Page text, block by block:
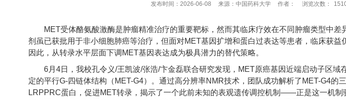
发布时间：2026-06-08 来源：中国药科大学 作者： 浏览次数：
MET受体酪氨酸激酶是肿瘤精准治疗的重要靶标，然而其临床疗效在不同肿瘤类型中差
剂虽已获批用于非小细胞肺癌等治疗，但面对MET基因扩增和蛋白过表达等患者，临床获益
因此，从转录水平层面下调MET基因表达成为极具潜力的替代策略。
6月4日，我校孔令义/王凯波/张浩/卞金磊联合研究发现，MET原癌基因近端启动子区域
定的平行G-四链体结构（MET-G4）。通过高分辨率NMR技术，团队成功解析了MET-G4的
LRPPRC蛋白，促进MET转录，揭示了一个此前未知的表观遗传调控机制——正是这一机制